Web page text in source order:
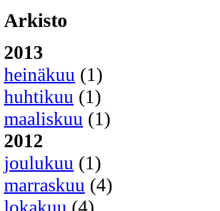
Arkisto
2013
heinäkuu (1)
huhtikuu (1)
maaliskuu (1)
2012
joulukuu (1)
marraskuu (4)